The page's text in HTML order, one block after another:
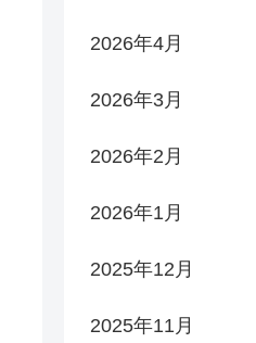
2026年4月
2026年3月
2026年2月
2026年1月
2025年12月
2025年11月